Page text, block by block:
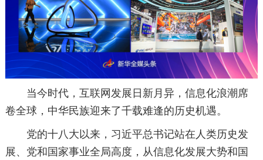
当今时代，互联网发展日新月异，信息化浪潮席
卷全球，中华民族迎来了千载难逢的历史机遇。
党的十八大以来，习近平总书记站在人类历史发
展、党和国家事业全局高度，从信息化发展大势和国